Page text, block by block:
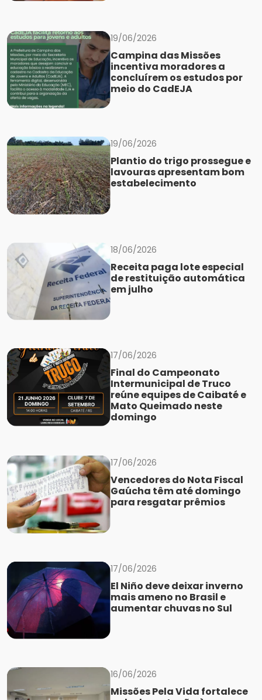
19/06/2026
Campina das Missões
incentiva moradores a
concluírem os estudos por
meio do CadEJA
19/06/2026
Plantio do trigo prossegue e
lavouras apresentam bom
estabelecimento
18/06/2026
Receita paga lote especial
de restituição automática
em julho
17/06/2026
Final do Campeonato
Intermunicipal de Truco
reúne equipes de Caibaté e
Mato Queimado neste
domingo
17/06/2026
Vencedores do Nota Fiscal
Gaúcha têm até domingo
para resgatar prêmios
17/06/2026
El Niño deve deixar inverno
mais ameno no Brasil e
aumentar chuvas no Sul
16/06/2026
Missões Pela Vida fortalece